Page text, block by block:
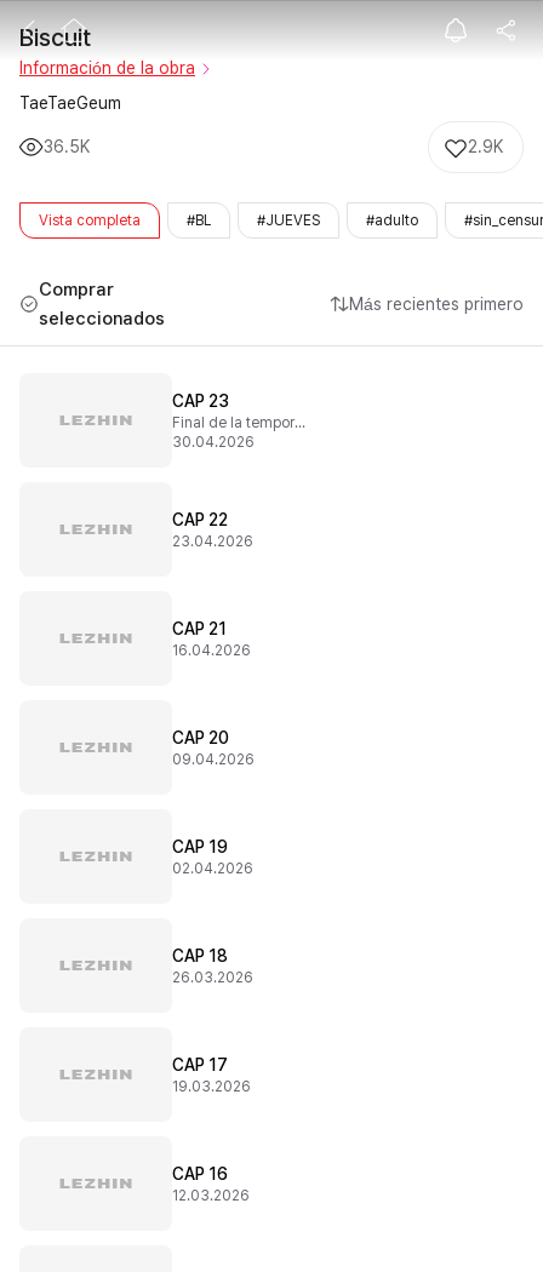
Biscuit
Biscuit
Información de la obra
TaeTaeGeum
36.5K 2.9K
Vista completa #BL #JUEVES #adulto
Comprar
seleccionados
Más recientes primero
CAP 23
Final de la temporada 1
30.04.2026
CAP 22
23.04.2026
CAP 21
16.04.2026
CAP 20
09.04.2026
CAP 19
02.04.2026
CAP 18
26.03.2026
CAP 17
19.03.2026
CAP 16
12.03.2026